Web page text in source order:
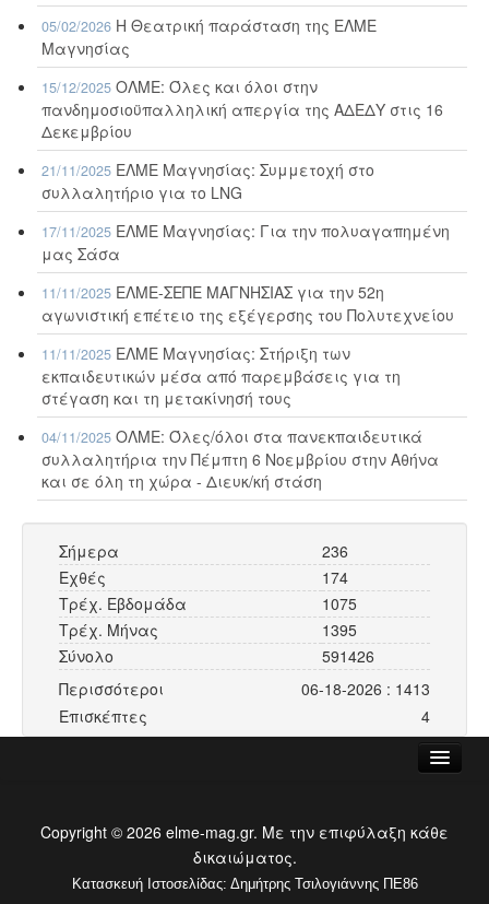
05/02/2026 Η Θεατρική παράσταση της ΕΛΜΕ
Μαγνησίας
15/12/2025 ΟΛΜΕ: Όλες και όλοι στην
πανδημοσιοϋπαλληλική απεργία της ΑΔΕΔΥ στις 16
Δεκεμβρίου
21/11/2025 ΕΛΜΕ Μαγνησίας: Συμμετοχή στο
συλλαλητήριο για το LNG
17/11/2025 ΕΛΜΕ Μαγνησίας: Για την πολυαγαπημένη
μας Σάσα
11/11/2025 ΕΛΜΕ-ΣΕΠΕ ΜΑΓΝΗΣΙΑΣ για την 52η
αγωνιστική επέτειο της εξέγερσης του Πολυτεχνείου
11/11/2025 ΕΛΜΕ Μαγνησίας: Στήριξη των
εκπαιδευτικών μέσα από παρεμβάσεις για τη
στέγαση και τη μετακίνησή τους
04/11/2025 ΟΛΜΕ: Όλες/όλοι στα πανεκπαιδευτικά
συλλαλητήρια την Πέμπτη 6 Νοεμβρίου στην Αθήνα
και σε όλη τη χώρα - Διευκ/κή στάση
Σήμερα
236
Εχθές
174
Τρέχ. Εβδομάδα
1075
Τρέχ. Μήνας
1395
Σύνολο
591426
Περισσότεροι
06-18-2026 : 1413
Επισκέπτες
4
ΕΛΜΕ ΜΑΓΝΗΣΙΑΣ
ΕΠΙΚΟΙΝΩΝΙΑ
Copyright © 2026 elme-mag.gr. Με την επιφύλαξη κάθε
δικαιώματος.
Κατασκευή Ιστοσελίδας: Δημήτρης Τσιλογιάννης ΠΕ86